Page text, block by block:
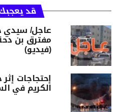
قد
عاجل/ سيدي
مفترق بن
(فيديو)
إحتجاجات
الكريم في